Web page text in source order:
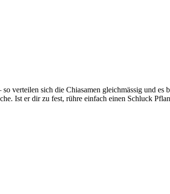
verteilen sich die Chiasamen gleichmässig und
Ist er dir zu fest, rühre einfach einen Schluck